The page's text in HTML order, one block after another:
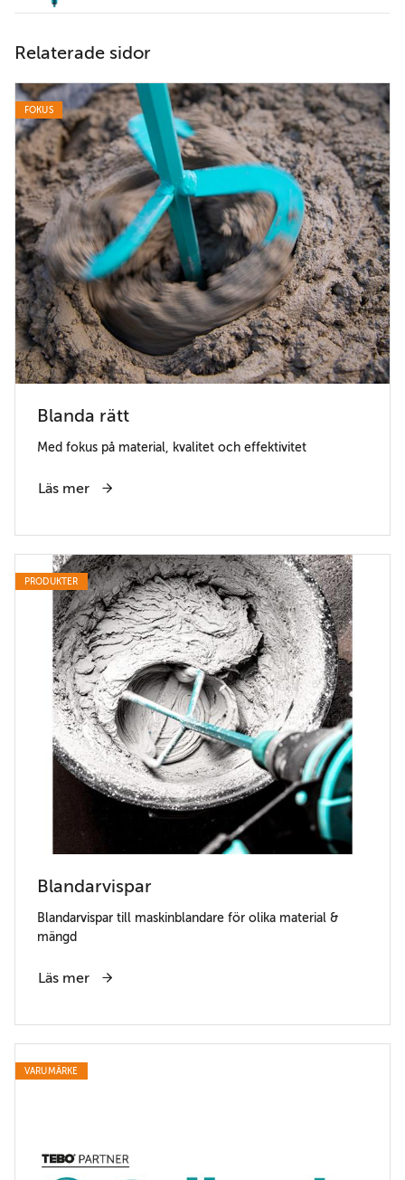
Relaterade sidor
FOKUS
Blanda rätt
Med fokus på material, kvalitet och effektivitet
Läs mer
PRODUKTER
Blandarvispar
Blandarvispar till maskinblandare för olika material &
mängd
Läs mer
VARUMÄRKE